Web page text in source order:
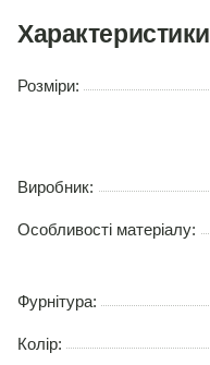
Характеристики
Розміри:
Виробник:
Особливості матеріалу:
Фурнітура:
Колір: